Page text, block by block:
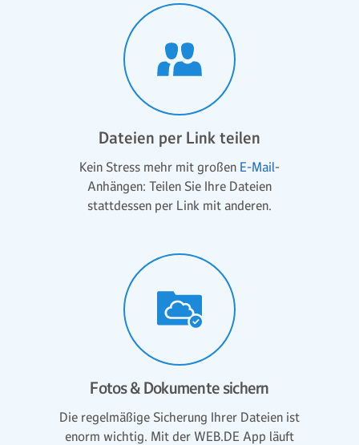
Dateien per Link teilen
Kein Stress mehr mit großen E-Mail-
Anhängen: Teilen Sie Ihre Dateien
stattdessen per Link mit anderen.
Fotos & Dokumente sichern
Die regelmäßige Sicherung Ihrer Dateien ist
enorm wichtig. Mit der WEB.DE App läuft